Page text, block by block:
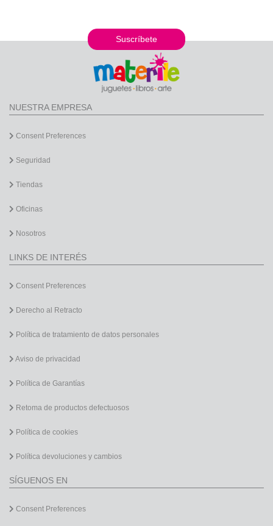
Suscríbete
NUESTRA EMPRESA
Consent Preferences
Seguridad
Tiendas
Oficinas
Nosotros
LINKS DE INTERÉS
Consent Preferences
Derecho al Retracto
Política de tratamiento de datos personales
Aviso de privacidad
Política de Garantías
Retoma de productos defectuosos
Política de cookies
Política devoluciones y cambios
SÍGUENOS EN
Consent Preferences